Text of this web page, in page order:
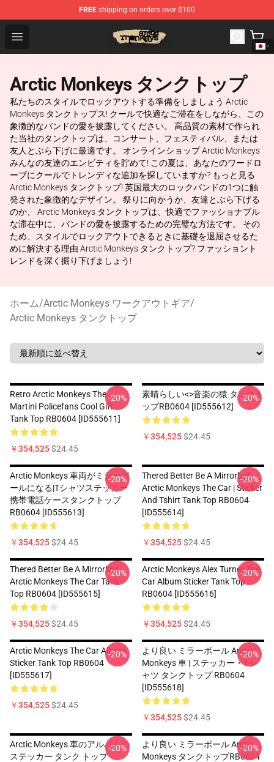
FREE shipping on orders over $100
Open menu
Arctic Monkeys Store - Official Arctic Monkeys
Arctic Monkeys タンクトップ
私たちのスタイルでロックアウトする準備をしましょう Arctic
Monkeys タンクトップス! クールで快適なご滞在をしながら、この
象徴的なバンドの愛を披露してください。 高品質の素材で作られ
た当社のタンクトップは、コンサート、フェスティバル、または
友人とぶら下げに最適です。 オンラインショップ Arctic Monkeys
みんなの友達のエンビティを貯めて! この夏は、あなたのワードロ
ーブにクールでトレンディな追加を探していますか? もっと見る
Arctic Monkeys タンクトップ! 英国最大のロックバンドの1つに触
発された象徴的なデザイン。 祭りに向かうか、友達とぶら下げる
のか、 Arctic Monkeys タンクトップは、快適でファッショナブル
な滞在中に、バンドの愛を披露するための完璧な方法です。 その
ため、スタイルでロックアウトできるときに基礎を退屈させるた
めに解決する理由 Arctic Monkeys タンクトップ? ファッショント
レンドを深く掘り下げましょう!
ホーム/Arctic Monkeys ワークアウトギア/
Arctic Monkeys タンクトップ
Retro Arctic Monkeys The
Martini Policefans Cool Gift
Tank Top RB0604 [ID555611]
￥354,525$24.45
-20%
素晴らしい<>音楽の猿 タンクト
ップRB0604 [ID555612]
￥354,525$24.45
-20%
Arctic Monkeys 車両がミラーボ
ールになる|Tシャツステッカー
携帯電話ケースタンクトップ
RB0604 [ID555613]
￥354,525$24.45
-20%
Thered Better Be A Mirrorball
Arctic Monkeys The Car | Sticker
And Tshirt Tank Top RB0604
[ID555614]
￥354,525$24.45
-20%
Thered Better Be A Mirrorball
Arctic Monkeys The Car Tank
Top RB0604 [ID555615]
￥354,525$24.45
-20%
Arctic Monkeys Alex Turner The
Car Album Sticker Tank Top
RB0604 [ID555616]
￥354,525$24.45
-20%
Arctic Monkeys The Car Album
Sticker Tank Top RB0604
[ID555617]
￥354,525$24.45
-20%
より良い ミラーボール Arctic
Monkeys 車 | ステッカー・Tシ
ャツ タンクトップ RB0604
[ID555618]
￥354,525$24.45
-20%
Arctic Monkeys 車のアルバムの
ステッカー タンク トップ
-20%
より良い ミラーボール Arctic
Monkeys タンクトップRB0604
-20%